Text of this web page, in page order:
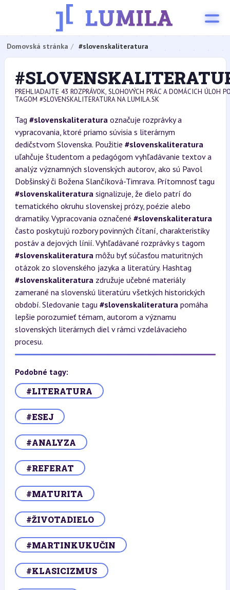
Domovská stránka #slovenskaliteratura
PREHLIADAJTE 43 ROZPRÁVOK, SLOHOVÝCH PRÁC A DOMÁCICH ÚLOH
TAGOM #SLOVENSKALITERATURA NA LUMILA.SK
Tag #slovenskaliteraturaoznačuje rozprávky a
vypracovania, ktoré priamo súvisia s literárnym
dedičstvom Slovenska. Použitie #slovenskaliteratura
uľahčuje študentom a pedagógom vyhľadávanie textov a
analýz významných slovenských autorov, ako sú Pavol
Dobšinský či Božena Slančíková-Timrava. Prítomnosť tagu
#slovenskaliteraturasignalizuje, že dielo patrí do
tematického okruhu slovenskej prózy, poézie alebo
dramatiky. Vypracovania označené #slovenskaliteratura
často poskytujú rozbory povinných čítaní, charakteristiky
postáv a dejových línií. Vyhľadávané rozprávky s tagom
#slovenskaliteraturamôžu byť súčasťou maturitných
otázok zo slovenského jazyka a literatúry. Hashtag
#slovenskaliteraturazdružuje učebné materiály
zamerané na slovenskú literatúru všetkých historických
období. Sledovanie tagu #slovenskaliteraturapomáha
lepšie porozumieť témam, autorom a významu
slovenských literárnych diel v rámci vzdelávacieho
procesu.
Podobné tagy:
#LITERATURA
#ESEJ
#ANALYZA
#REFERAT
#MATURITA
#ŽIVOTADIELO
#MARTINKUKUČIN
#KLASICIZMUS